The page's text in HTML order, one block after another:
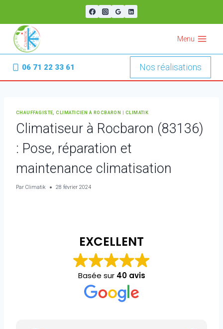
contenu
Menu
06 71 22 33 61 Nos réalisations
CHAUFFAGISTE, CLIMATICIEN À ROCBARON CLIMATIK
Climatiseur à Rocbaron (83136)
: Pose, réparation et
maintenance climatisation
Par Climatik 28 février 2024
EXCELLENT
Basée sur 40 avis